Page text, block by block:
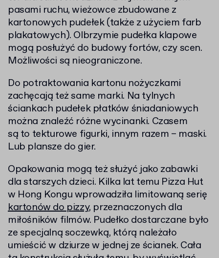
pasami ruchu, wieżowce zbudowane z
kartonowych pudełek (także z użyciem farb
plakatowych). Olbrzymie pudełka klapowe
mogą posłużyć do budowy fortów, czy scen.
Możliwości są nieograniczone.
Do potraktowania kartonu nożyczkami
zachęcają też same marki. Na tylnych
ściankach pudełek płatków śniadaniowych
można znaleźć różne wycinanki. Czasem
są to tekturowe figurki, innym razem – maski.
Lub plansze do gier.
Opakowania mogą też służyć jako zabawki
dla starszych dzieci. Kilka lat temu Pizza Hut
w Hong Kongu wprowadziła limitowaną serię
kartonów do pizzy, przeznaczonych dla
miłośników filmów. Pudełko dostarczane było
ze specjalną soczewką, którą należało
umieścić w dziurze w jednej ze ścianek. Cała